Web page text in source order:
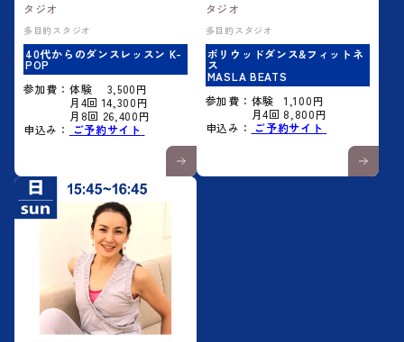
タジオ
多目的スタジオ
40代からのダンスレッスン K-
POP
参加費：体験 3,500円
月4回 14,300円
月8回 26,400円
申込み：
ご予約サイト
タジオ
多目的スタジオ
ボリウッドダンス&フィットネ
ス
MASLA BEATS
参加費：体験 1,100円
月4回 8,800円
申込み： ご予約サイト